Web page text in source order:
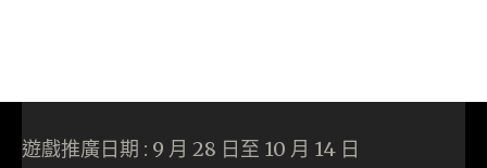
遊戲推廣日期 : 9 月 28 日至 10 月 14 日